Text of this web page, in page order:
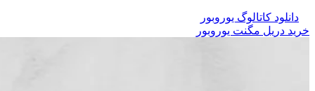
دانلود کاتالوگ یوروبور
خرید دریل مگنت یوروبور